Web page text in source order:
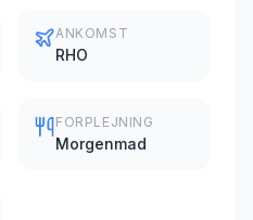
ANKOMST
RHO
FORPLEJNING
Morgenmad